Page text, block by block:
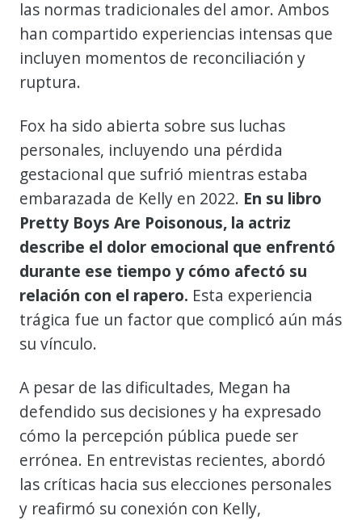
las normas tradicionales del amor. Ambos
han compartido experiencias intensas que
incluyen momentos de reconciliación y
ruptura.
Fox ha sido abierta sobre sus luchas
personales, incluyendo una pérdida
gestacional que sufrió mientras estaba
embarazada de Kelly en 2022. En su libro
Pretty Boys Are Poisonous, la actriz
describe el dolor emocional que enfrentó
durante ese tiempo y cómo afectó su
relación con el rapero. Esta experiencia
trágica fue un factor que complicó aún más
su vínculo.
A pesar de las dificultades, Megan ha
defendido sus decisiones y ha expresado
cómo la percepción pública puede ser
errónea. En entrevistas recientes, abordó
las críticas hacia sus elecciones personales
y reafirmó su conexión con Kelly,